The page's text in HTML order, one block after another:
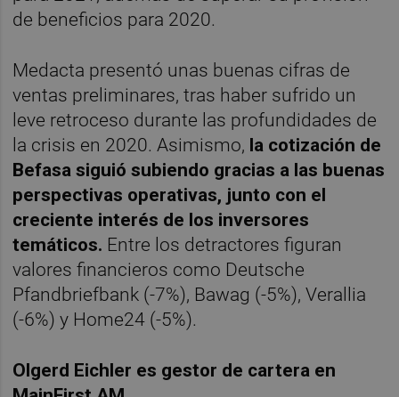
de beneficios para 2020.
Medacta presentó unas buenas cifras de
ventas preliminares, tras haber sufrido un
leve retroceso durante las profundidades de
la crisis en 2020. Asimismo, la cotización de
Befasa siguió subiendo gracias a las buenas
perspectivas operativas, junto con el
creciente interés de los inversores
temáticos. Entre los detractores figuran
valores financieros como Deutsche
Pfandbriefbank (-7%), Bawag (-5%), Verallia
(-6%) y Home24 (-5%).
Olgerd Eichler es gestor de cartera en